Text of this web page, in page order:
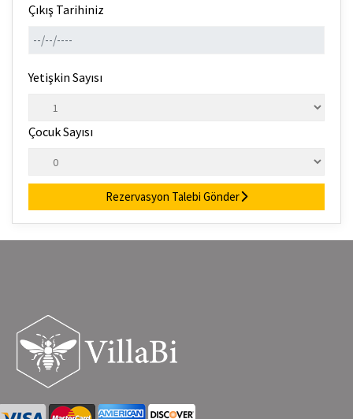
Çıkış Tarihiniz
Yetişkin Sayısı
Çocuk Sayısı
Rezervasyon Talebi Gönder